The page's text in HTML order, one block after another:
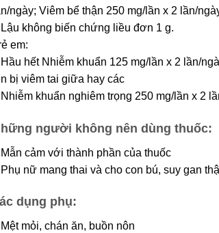
ngày; Viêm bể thận 250 mg/lần x 2 lần/
không biến chứng liều đơn 1 g.
em:
hết Nhiễm khuẩn 125 mg/lần x 2 lần/
bị viêm tai giữa hay các
khuẩn nghiêm trọng 250 mg/lần x 2
người không nên dùng thuốc:
cảm với thành phần của thuốc
nữ mang thai và cho con bú, suy gan
dụng phụ:
mỏi, chán ăn, buồn nôn